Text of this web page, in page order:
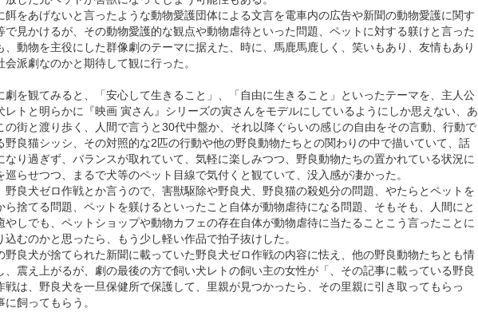
をあげないと言ったような動物愛護団体による文言を電車内の広告や新聞の動物愛護に関す
で見かけるが、その動物愛護的な観点や動物虐待といった問題、ペットに対する躾けと言った
、動物を主役にした群像劇のテーマに据えた、時に、馬鹿馬鹿しく、笑いもあり、友情もあり
会派劇なのかと期待して観に行った。
を観てみると、「安心して生きること」、「自由に生きること」といったテーマを、主人公
レトと明らかに『映画 寅さん』シリーズの寅さんをモデルにしているようにしか思えない、あ
の街と渡り歩く、人間で言うと30代中盤か、それ以降ぐらいの感じの自由をその言動、行動で
野良猫シッシ、その対照的な2匹の行動や他の野良動物たちとの関わりの中で描いていて、話
なり過ぎず、バランスが取れていて、気軽に楽しみつつ、野良動物たちの置かれている状況に
巡らせつつ、まるで犬等のペット目線で気付くと観ていて、没入感が凄かった。
良犬ゼロ作戦とか言うので、害獣駆除や野良犬、野良猫の殺処分の問題、やたらとペットを
ら捨てる問題、ペットを躾けるといったこと自体が動物虐待になる問題、そもそも、人間にと
やしでも、ペットショップや動物カフェの存在自体が動物虐待に当たることこう言ったことに
込むのかと思ったら、もう少し軽い作品で拍子抜けした。
良犬が捨てられた新聞に載っていた野良犬ゼロ作戦の内容に怯え、他の野良動物たちとも情
、震え上がるが、劇の最後の方で飼い犬レトの飼い主の女性が「、その記事に載っている野良
戦は、野良犬を一旦保健所で保護して、里親が見つかったら、その里親に引き取ってもらっ
に飼ってもらう。